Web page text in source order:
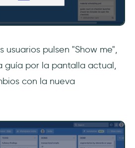
usuarios pulsen "Show me",
guía por la pantalla actual,
con la nueva